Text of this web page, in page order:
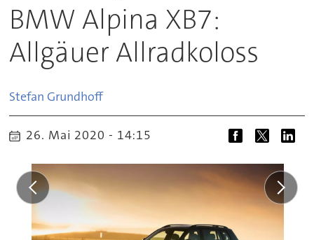
BMW Alpina XB7:
Allgäuer Allradkoloss
Stefan Grundhoff
26. Mai 2020 - 14:15